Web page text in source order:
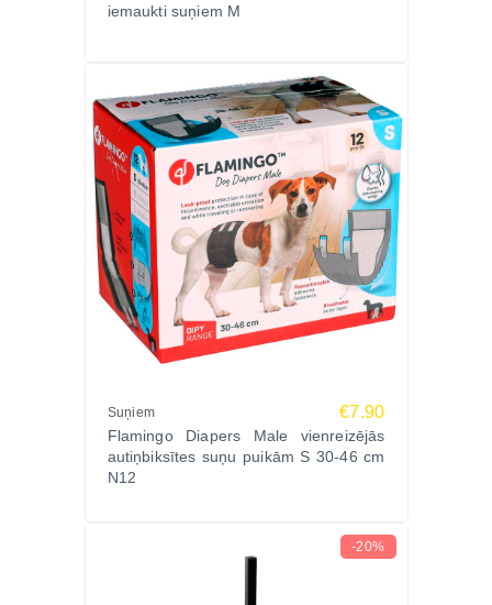
iemaukti suņiem M
Suņiem €7.90
Flamingo Diapers Male vienreizējās
autiņbiksītes suņu puikām S 30-46 cm
N12
-20%